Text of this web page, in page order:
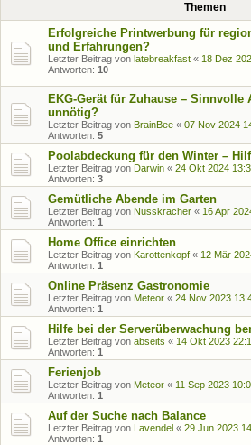
Themen
Erfolgreiche Printwerbung für
und Erfahrungen?
Letzter Beitrag von latebreakfast « 18 Dez
Antworten: 10
EKG-Gerät für Zuhause – Sinnvolle
unnötig?
Letzter Beitrag von BrainBee « 07 Nov 2024
Antworten: 5
Poolabdeckung für den Winter –
Letzter Beitrag von Darwin « 24 Okt 2024
Antworten: 3
Gemütliche Abende im Garten
Letzter Beitrag von Nusskracher « 16 Apr
Antworten: 1
Home Office einrichten
Letzter Beitrag von Karottenkopf « 12 Mär
Antworten: 1
Online Präsenz Gastronomie
Letzter Beitrag von Meteor « 24 Nov 2023
Antworten: 1
Hilfe bei der Serverüberwachung
Letzter Beitrag von abseits « 14 Okt 2023
Antworten: 1
Ferienjob
Letzter Beitrag von Meteor « 11 Sep 2023
Antworten: 1
Auf der Suche nach Balance
Letzter Beitrag von Lavendel « 29 Jun 2023
Antworten: 1